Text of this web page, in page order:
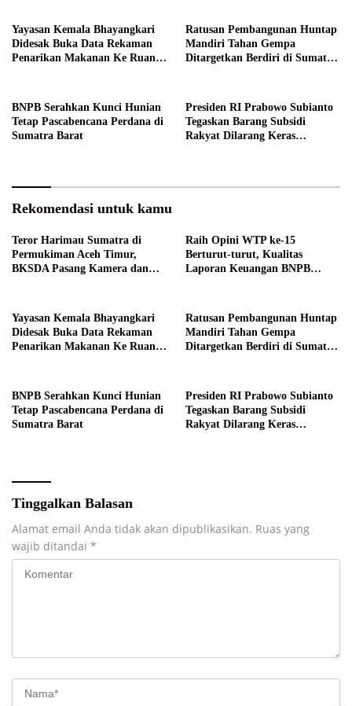
Yayasan Kemala Bhayangkari
Didesak Buka Data Rekaman
Penarikan Makanan Ke Ruang
Ratusan Pembangunan Huntap
Mandiri Tahan Gempa
Ditargetkan Berdiri di Sumatra
BNPB Serahkan Kunci Hunian
Tetap Pascabencana Perdana di
Sumatra Barat
Presiden RI Prabowo Subianto
Tegaskan Barang Subsidi
Rakyat Dilarang Keras
Rekomendasi untuk kamu
Teror Harimau Sumatra di
Permukiman Aceh Timur,
BKSDA Pasang Kamera dan
Raih Opini WTP ke-15
Berturut-turut, Kualitas
Laporan Keuangan BNPB
Yayasan Kemala Bhayangkari
Didesak Buka Data Rekaman
Penarikan Makanan Ke Ruang
Ratusan Pembangunan Huntap
Mandiri Tahan Gempa
Ditargetkan Berdiri di Sumatra
BNPB Serahkan Kunci Hunian
Tetap Pascabencana Perdana di
Sumatra Barat
Presiden RI Prabowo Subianto
Tegaskan Barang Subsidi
Rakyat Dilarang Keras
Tinggalkan Balasan
Alamat email Anda tidak akan dipublikasikan. Ruas yang
wajib ditandai *